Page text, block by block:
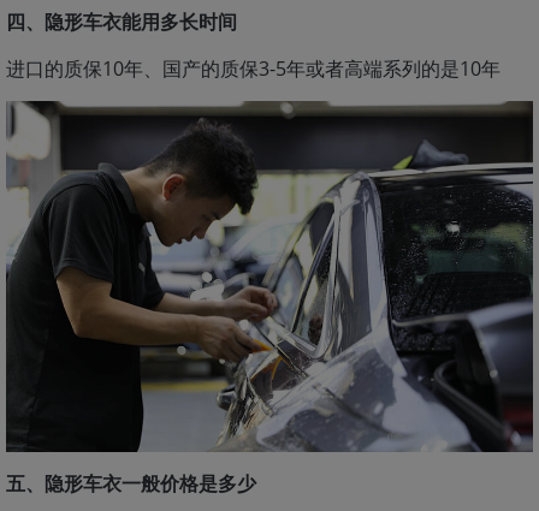
四、隐形车衣能用多长时间
进口的质保10年、国产的质保3-5年或者高端系列的是10年
五、隐形车衣一般价格是多少